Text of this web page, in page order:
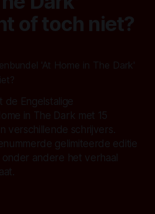
of toch niet?
de Engelstalige
in The Dark met 15
verschillende schrijvers.
gelimiteerde editie
andere het verhaal